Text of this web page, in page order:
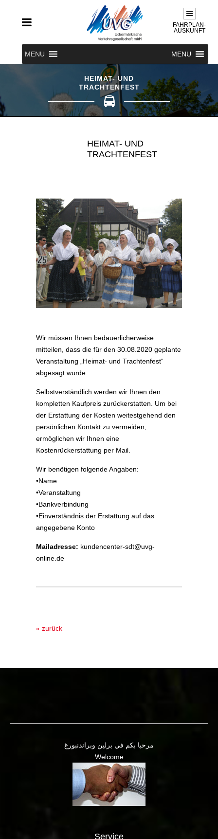
FAHRPLAN-
AUSKUNFT
MENU MENU
HEIMAT- UND
TRACHTENFEST
HEIMAT- UND
TRACHTENFEST
Wir müssen Ihnen bedauerlicherweise
mitteilen, dass die für den 30.08.2020 geplante
Veranstaltung „Heimat- und Trachtenfest“
abgesagt wurde.
Selbstverständlich werden wir Ihnen den
kompletten Kaufpreis zurückerstatten. Um bei
der Erstattung der Kosten weitestgehend den
persönlichen Kontakt zu vermeiden,
ermöglichen wir Ihnen eine
Kostenrückerstattung per Mail.
Wir benötigen folgende Angaben:
•Name
•Veranstaltung
•Bankverbindung
•Einverständnis der Erstattung auf das
angegebene Konto
Mailadresse: kundencenter-sdt@uvg-
online.de
« zurück
مرحبا بكم في برلين وبراندنبورغ
Welcome
Service